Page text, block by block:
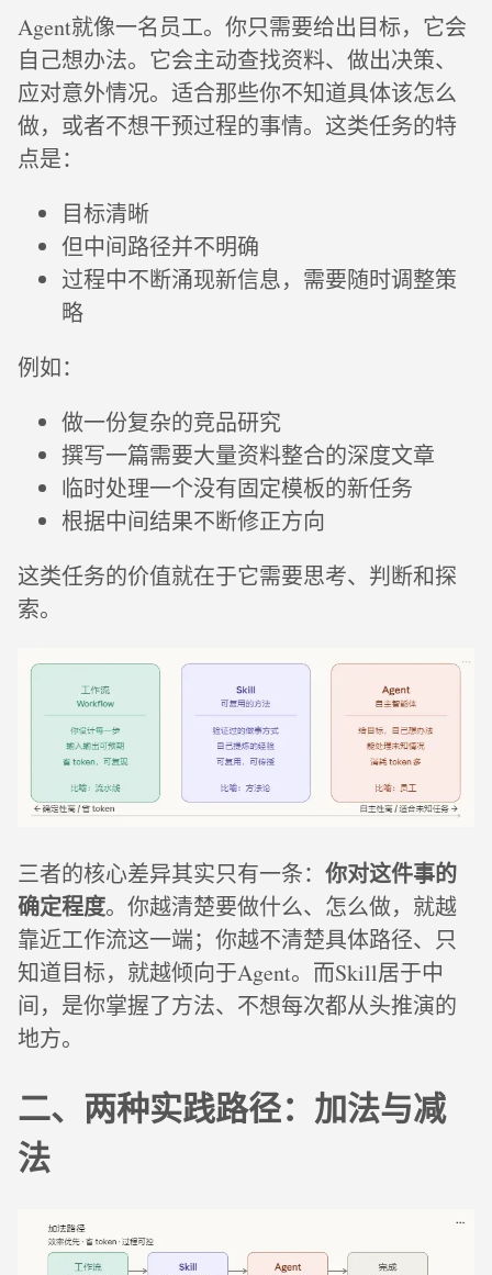
Agent就像一名员工。你只需要给出目标，它会
自己想办法。它会主动查找资料、做出决策、
应对意外情况。适合那些你不知道具体该怎么
做，或者不想干预过程的事情。这类任务的特
点是：
目标清晰
但中间路径并不明确
过程中不断涌现新信息，需要随时调整策
略
例如：
做一份复杂的竞品研究
撰写一篇需要大量资料整合的深度文章
临时处理一个没有固定模板的新任务
根据中间结果不断修正方向
这类任务的价值就在于它需要思考、判断和探
索。
三者的核心差异其实只有一条： 你对这件事的
确定程度。你越清楚要做什么、怎么做，就越
靠近工作流这一端；你越不清楚具体路径、只
知道目标，就越倾向于Agent。而Skill居于中
间，是你掌握了方法、不想每次都从头推演的
地方。
二、两种实践路径：加法与减
法